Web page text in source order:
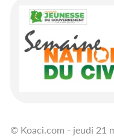
© Koaci.com - jeudi 21